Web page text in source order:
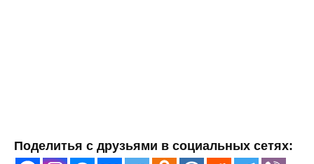
Поделитья с друзьями в социальных сетях: